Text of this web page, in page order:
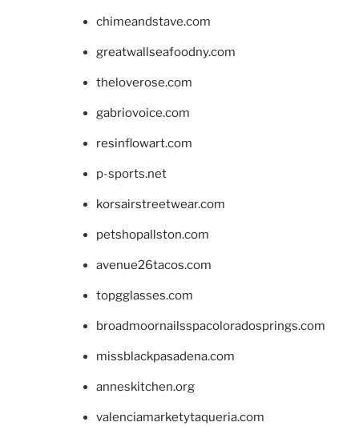
chimeandstave.com
greatwallseafoodny.com
theloverose.com
gabriovoice.com
resinflowart.com
p-sports.net
korsairstreetwear.com
petshopallston.com
avenue26tacos.com
topgglasses.com
broadmoornailsspacoloradosprings.com
missblackpasadena.com
anneskitchen.org
valenciamarketytaqueria.com